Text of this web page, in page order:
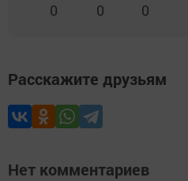
0 0 0
Расскажите друзьям
Нет комментариев